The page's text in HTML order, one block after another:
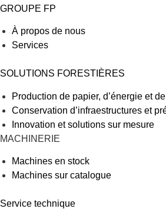
GROUPE FP
À propos de nous
Services
SOLUTIONS FORESTIÈRES
Production de papier, d’énergie et
Conservation d’infraestructures et
Innovation et solutions sur mesure
MACHINERIE
Machines en stock
Machines sur catalogue
Service technique